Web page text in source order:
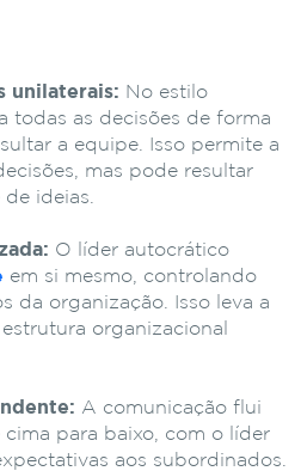
unilaterais: No estilo
todas as decisões de forma
a equipe. Isso permite a
mas pode resultar
ideias.
O líder autocrático
em si mesmo, controlando
da organização. Isso leva a
organizacional
A comunicação flui
para baixo, com o líder
aos subordinados.